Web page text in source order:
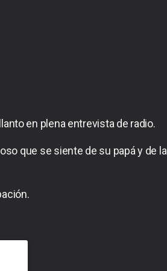
en plena entrevista de radio.
que se siente de su papá y de la